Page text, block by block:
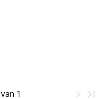
van 1